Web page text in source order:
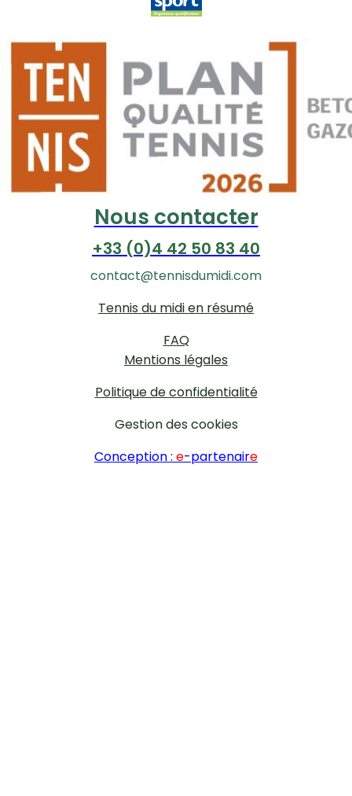
Nous contacter
+33 (0)4 42 50 83 40
contact@tennisdumidi.com
Tennis du midi en résumé
FAQ
Mentions légales
Politique de confidentialité
Gestion des cookies
Conception : e-partenaire